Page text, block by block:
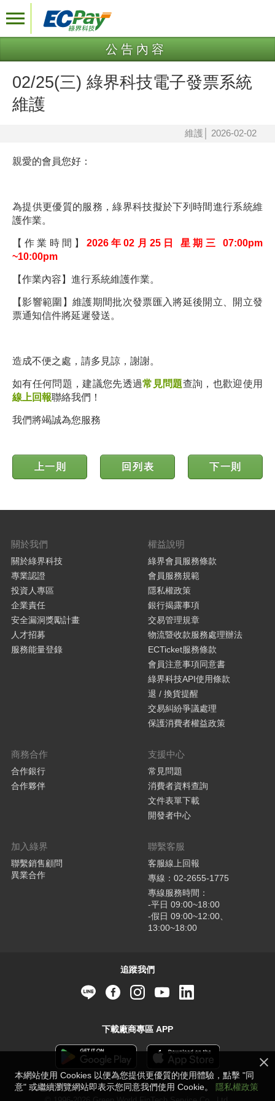
公告內容
02/25(三) 綠界科技電子發票系統
維護
維護 2026-02-02
親愛的會員您好：
為提供更優質的服務，綠界科技擬於下列時間進行系統維
護作業。
【作業時間】2026年02月25日 星期三 07:00pm
~10:00pm
【作業內容】進行系統維護作業。
【影響範圍】維護期間批次發票匯入將延後開立、開立發
票通知信件將延遲發送。
造成不便之處，請多見諒，謝謝。
如有任何問題，建議您先透過常見問題查詢，也歡迎使用
線上回報聯絡我們！
我們將竭誠為您服務
上一則 回列表 下一則
關於我們
關於綠界科技
專業認證
投資人專區
企業責任
安全漏洞獎勵計畫
人才招募
服務能量登錄
權益說明
綠界會員服務條款
會員服務規範
隱私權政策
銀行揭露事項
交易管理規章
物流暨收款服務處理辦法
ECTicket服務條款
會員注意事項同意書
綠界科技API使用條款
退 / 換貨提醒
交易糾紛爭議處理
保護消費者權益政策
商務合作
合作銀行
合作夥伴
支援中心
常見問題
消費者資料查詢
文件表單下載
開發者中心
加入綠界
聯繫銷售顧問
異業合作
聯繫客服
客服線上回報
專線：02-2655-1775
專線服務時間：
-平日 09:00~18:00
-假日 09:00~12:00、
13:00~18:00
追蹤我們
下載廠商專區 APP
本網站使用 Cookies 以便為您提供更優質的使用體驗，點擊 "同
意" 或繼續瀏覽網站即表示您同意我們使用 Cookie。
隱私權政策